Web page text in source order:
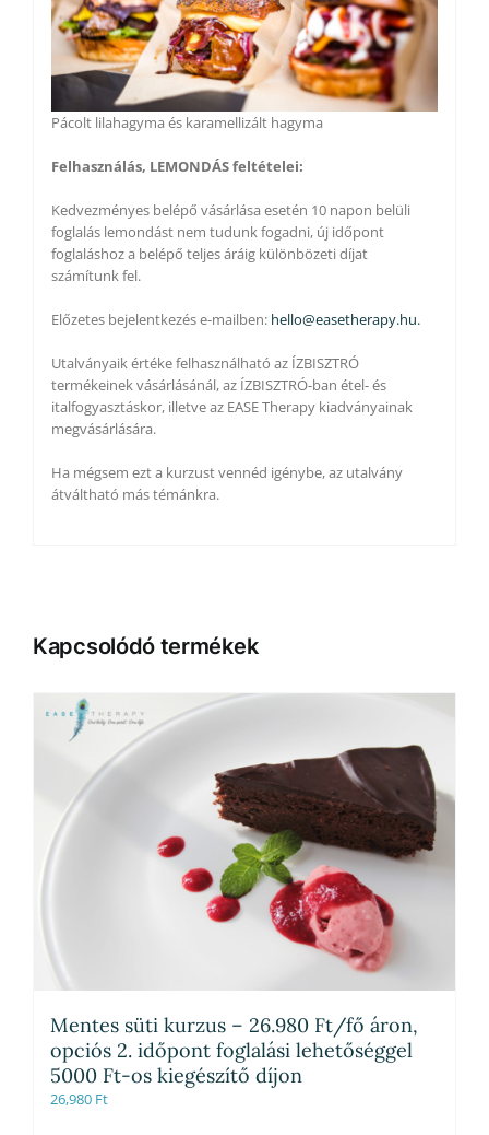
Pácolt lilahagyma és karamellizált hagyma
Felhasználás, LEMONDÁS feltételei:
Kedvezményes belépő vásárlása esetén 10 napon belüli
foglalás lemondást nem tudunk fogadni, új időpont
foglaláshoz a belépő teljes áráig különbözeti díjat
számítunk fel.
Előzetes bejelentkezés e-mailben: hello@easetherapy.hu.
Utalványaik értéke felhasználható az ÍZBISZTRÓ
termékeinek vásárlásánál, az ÍZBISZTRÓ-ban étel- és
italfogyasztáskor, illetve az EASE Therapy kiadványainak
megvásárlására.
Ha mégsem ezt a kurzust vennéd igénybe, az utalvány
átváltható más témánkra.
Kapcsolódó termékek
Mentes süti kurzus – 26.980 Ft/fő áron,
opciós 2. időpont foglalási lehetőséggel
5000 Ft-os kiegészítő díjon
26,980 Ft